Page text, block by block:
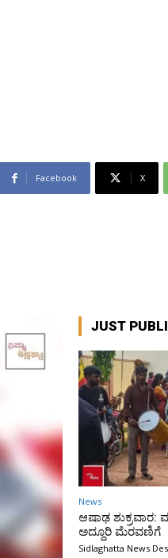
Facebook X
JUST
News
ಆಷಾಢ
ಅದ್ದೂರಿ ಮೆರವಣಿಗೆ
Sidlaghatta News